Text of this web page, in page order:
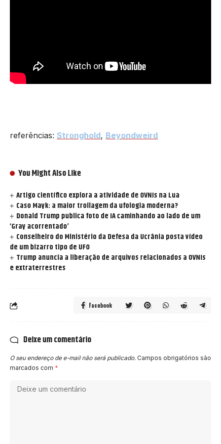
referências: Stronghold, Beyondweird
You Might Also Like
Artigo científico explora a atividade de OVNIs na Lua
Caso Mayk: a maior trollagem da ufologia moderna?
Donald Trump publica foto de IA caminhando ao lado de um
‘Gray acorrentado’
Conselheiro do Ministério da Defesa da Ucrânia posta vídeo
de um bizarro tipo de UFO
Trump anuncia a liberação de arquivos relacionados a OVNIs
e extraterrestres
Facebook
Deixe um comentário
O seu endereço de e-mail não será publicado. Campos obrigatórios são
marcados com *